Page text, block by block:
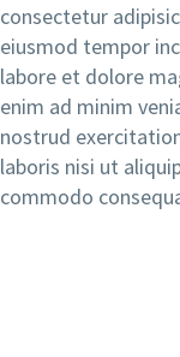
consectetur
eiusmod tempor
labore et dolore
enim ad minim
nostrud
laboris nisi ut
commodo